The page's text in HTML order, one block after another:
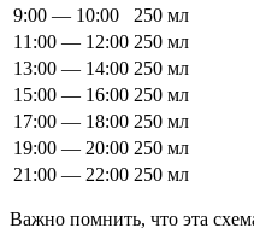
9:00 — 10:00
250 мл
11:00 — 12:00 250 мл
13:00 — 14:00 250 мл
15:00 — 16:00 250 мл
17:00 — 18:00 250 мл
19:00 — 20:00 250 мл
21:00 — 22:00 250 мл
Важно помнить, что эта